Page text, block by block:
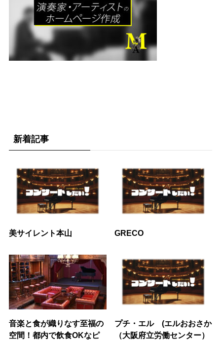
新着記事
美サイレント本山 GRECO
音楽と食が織りなす至福の
空間！都内で飲食OKなピ
プチ・エル (エルおおさか
（大阪府立労働センター）